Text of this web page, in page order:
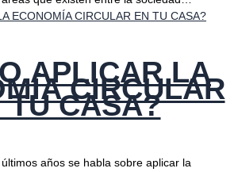
APLICAR LA
CIRCULAR
TU CASA?
años se habla sobre aplicar la